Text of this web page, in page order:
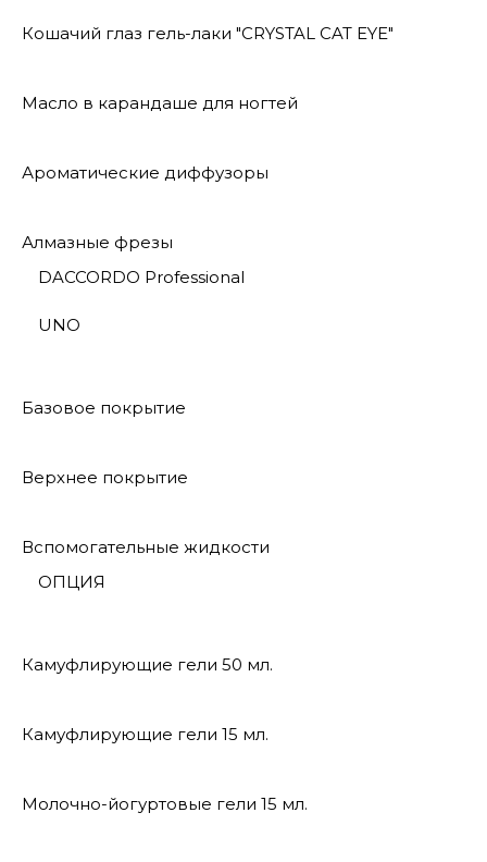
Кошачий глаз гель-лаки "CRYSTAL CAT EYE"
Масло в карандаше для ногтей
Ароматические диффузоры
Алмазные фрезы
DACCORDO Professional
UNO
Базовое покрытие
Верхнее покрытие
Вспомогательные жидкости
ОПЦИЯ
Камуфлирующие гели 50 мл.
Камуфлирующие гели 15 мл.
Молочно-йогуртовые гели 15 мл.